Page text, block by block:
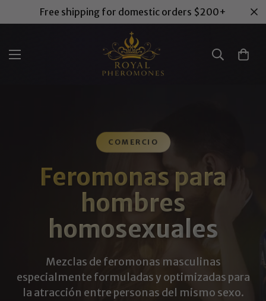
Free shipping for domestic orders $200+
COMERCIO
Feromonas para
hombres
homosexuales
Mezclas de feromonas masculinas
especialmente formuladas y optimizadas para
la atracción entre personas del mismo sexo.